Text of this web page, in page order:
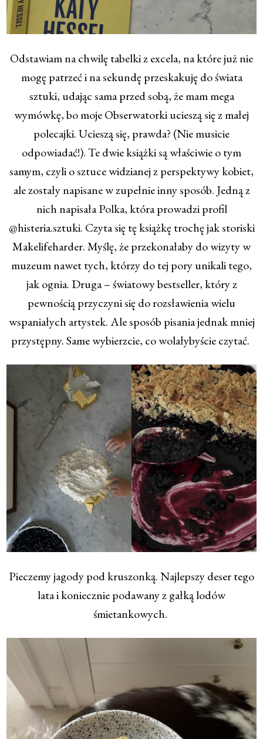
Odstawiam na chwilę tabelki z excela, na które już nie
mogę patrzeć i na sekundę przeskakuję do świata
sztuki, udając sama przed sobą, że mam mega
wymówkę, bo moje Obserwatorki ucieszą się z małej
polecajki. Ucieszą się, prawda? (Nie musicie
odpowiadać!). Te dwie książki są właściwie o tym
samym, czyli o sztuce widzianej z perspektywy kobiet,
ale zostały napisane w zupełnie inny sposób. Jedną z
nich napisała Polka, która prowadzi profil
@histeria.sztuki. Czyta się tę książkę trochę jak storiski
Makelifeharder. Myślę, że przekonałaby do wizyty w
muzeum nawet tych, którzy do tej pory unikali tego,
jak ognia. Druga – światowy bestseller, który z
pewnością przyczyni się do rozsławienia wielu
wspaniałych artystek. Ale sposób pisania jednak mniej
przystępny. Same wybierzcie, co wolałybyście czytać.
Pieczemy jagody pod kruszonką. Najlepszy deser tego
lata i koniecznie podawany z gałką lodów
śmietankowych.